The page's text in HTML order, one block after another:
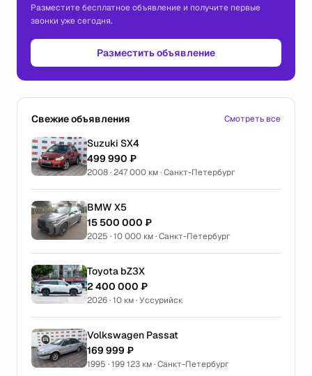
Разместите бесплатное объявление и получите первые
звонки уже сегодня.
Разместить объявление
Свежие объявления Смотреть все
Suzuki SX4
499 990 ₽
2008 · 247 000 км · Санкт-Петербург
BMW X5
15 500 000 ₽
2025 · 10 000 км · Санкт-Петербург
Toyota bZ3X
2 400 000 ₽
2026 · 10 км · Уссурийск
Volkswagen Passat
169 999 ₽
1995 · 199 123 км · Санкт-Петербург